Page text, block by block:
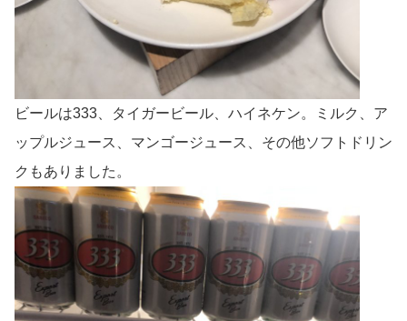
ビールは333、タイガービール、ハイネケン。ミルク、ア
ップルジュース、マンゴージュース、その他ソフトドリン
クもありました。